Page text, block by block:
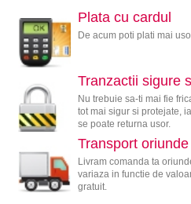
Plata cu cardul
De acum poti plati mai
Tranzactii sigure
Nu trebuie sa-ti mai fie
tot mai sigur si protejate,
se poate returna usor.
Transport oriunde
Livram comanda ta
variaza in functie de
gratuit.